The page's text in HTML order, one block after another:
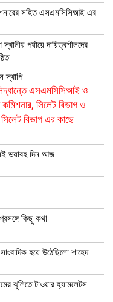
সহিত এসএমসিসিআই এর
পর্যায়ে দায়িত্বশীলদের
স্থাপি
এসএমসিসিআই ও
কমিশনার, সিলেট বিভাগ ও
বিভাগ এর কাছে
ভয়াবহ দিন আজ
কিছু কথা
হয়ে উঠেছিলো শাহেদ
ঝুলিতে টাওয়ার হ্যামলেটস